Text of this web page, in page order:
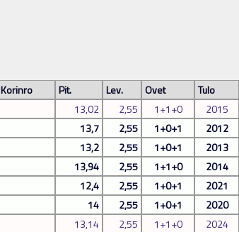
Korinro Pit. Lev. Ovet
Tulo
13,02 2,55 1+1+0
2015
13,7 2,55 1+0+1
2012
13,2 2,55 1+0+1
2013
13,94 2,55 1+1+0
2014
12,4 2,55 1+0+1
2021
14 2,55 1+0+1
2020
13,14 2,55 1+1+0 2024